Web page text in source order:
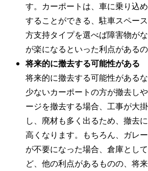
す。カーポートは、車に乗り込
することができる、駐車スペー
方支持タイプを選べば障害物が
が楽になるといった利点があるの
将来的に撤去する可能性がある
将来的に撤去する可能性がある
少ないカーポートの方が撤去し
ージを撤去する場合、工事が大
し、廃材も多く出るため、撤去
高くなります。もちろん、ガレ
が不要になった場合、倉庫とし
ど、他の利点があるものの、将